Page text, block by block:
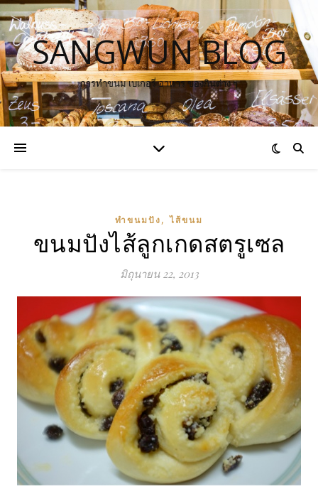
SANGWUN BLOG
การทำขนม เบเกอรี่ อาหาร ของกินต่าง ๆ
ทำขนมปัง,ไส้ขนม
ขนมปังไส้ลูกเกดสตรูเซล
มิถุนายน 22, 2013